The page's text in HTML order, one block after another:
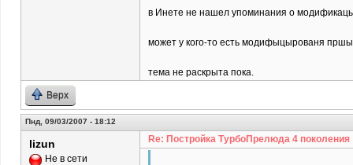
в Инете не нашел упоминания о
может у кого-то есть модифыцырованя
тема не раскрыта пока.
Верх
Пнд, 09/03/2007 - 18:12
lizun
Не в сети
Re: Постройка ТурбоПрелюда 4 поколения